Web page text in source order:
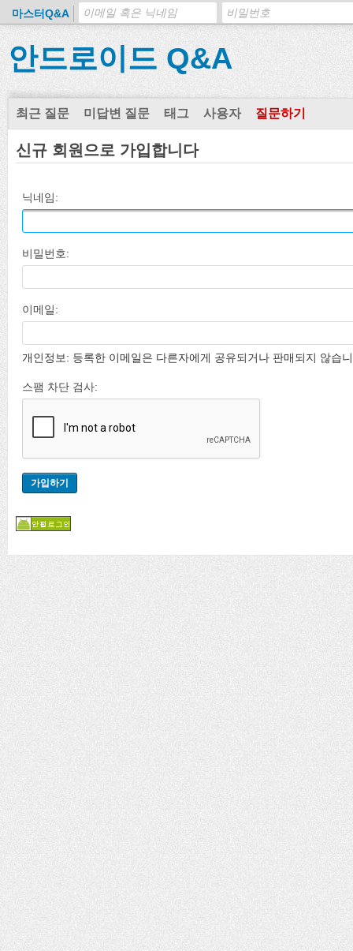
마스터Q&A
안드로이드 Q&A
최근 질문 미답변 질문 태그 사용자 질문하기
신규 회원으로 가입합니다
닉네임:
비밀번호:
이메일:
개인정보: 등록한 이메일은 다른자에게 공유되거나 판매되지 않습
스팸 차단 검사: